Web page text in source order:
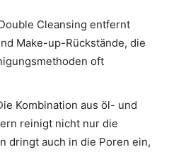
Cleansing entfernt
Make-up-Rückstände, die
oft
Kombination aus öl- und
reinigt nicht nur die
dringt auch in die Poren ein,